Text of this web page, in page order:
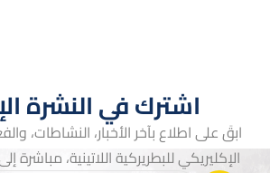
اشترك في النشرة
ابقَ على اطلاع بآخر الأخبار، النشاطات،
الإكليريكي للبطريركية اللاتينية، مباشرة